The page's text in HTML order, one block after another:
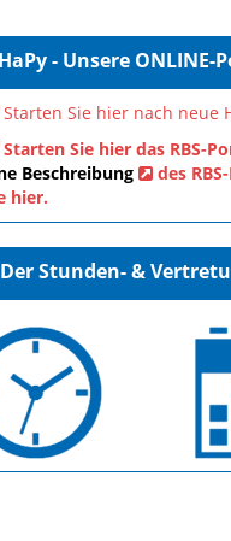
- Unsere ONLINE-
Starten Sie hier nach neue
Starten Sie hier das RBS-
Beschreibung
des
hier.
Der Stunden- &